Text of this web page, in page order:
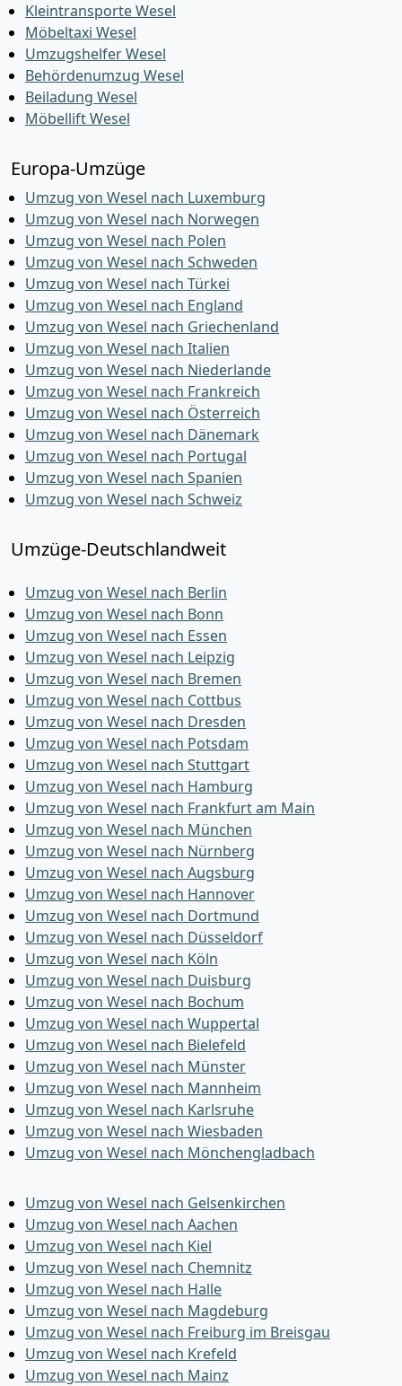
Kleintransporte Wesel
Möbeltaxi Wesel
Umzugshelfer Wesel
Behördenumzug Wesel
Beiladung Wesel
Möbellift Wesel
Europa-Umzüge
Umzug von Wesel nach Luxemburg
Umzug von Wesel nach Norwegen
Umzug von Wesel nach Polen
Umzug von Wesel nach Schweden
Umzug von Wesel nach Türkei
Umzug von Wesel nach England
Umzug von Wesel nach Griechenland
Umzug von Wesel nach Italien
Umzug von Wesel nach Niederlande
Umzug von Wesel nach Frankreich
Umzug von Wesel nach Österreich
Umzug von Wesel nach Dänemark
Umzug von Wesel nach Portugal
Umzug von Wesel nach Spanien
Umzug von Wesel nach Schweiz
Umzüge-Deutschlandweit
Umzug von Wesel nach Berlin
Umzug von Wesel nach Bonn
Umzug von Wesel nach Essen
Umzug von Wesel nach Leipzig
Umzug von Wesel nach Bremen
Umzug von Wesel nach Cottbus
Umzug von Wesel nach Dresden
Umzug von Wesel nach Potsdam
Umzug von Wesel nach Stuttgart
Umzug von Wesel nach Hamburg
Umzug von Wesel nach Frankfurt am Main
Umzug von Wesel nach München
Umzug von Wesel nach Nürnberg
Umzug von Wesel nach Augsburg
Umzug von Wesel nach Hannover
Umzug von Wesel nach Dortmund
Umzug von Wesel nach Düsseldorf
Umzug von Wesel nach Köln
Umzug von Wesel nach Duisburg
Umzug von Wesel nach Bochum
Umzug von Wesel nach Wuppertal
Umzug von Wesel nach Bielefeld
Umzug von Wesel nach Münster
Umzug von Wesel nach Mannheim
Umzug von Wesel nach Karlsruhe
Umzug von Wesel nach Wiesbaden
Umzug von Wesel nach Mönchen­gladbach
Umzug von Wesel nach Gelsenkirchen
Umzug von Wesel nach Aachen
Umzug von Wesel nach Kiel
Umzug von Wesel nach Chemnitz
Umzug von Wesel nach Halle
Umzug von Wesel nach Magdeburg
Umzug von Wesel nach Freiburg im Breisgau
Umzug von Wesel nach Krefeld
Umzug von Wesel nach Mainz